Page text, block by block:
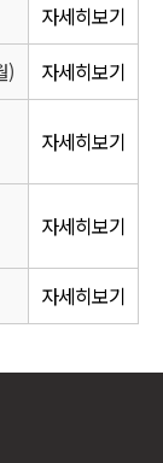
자세히보기
)
자세히보기
자세히보기
자세히보기
자세히보기